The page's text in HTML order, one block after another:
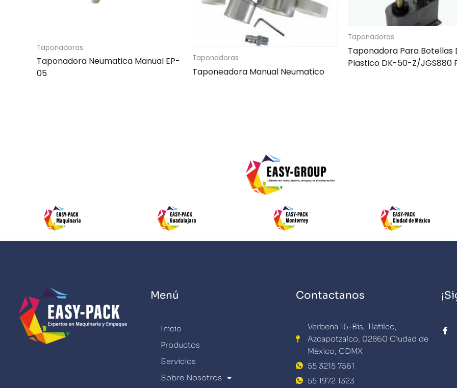
Taponadoras
Taponadora Neumatica Manual EP-
05
Taponadoras
Taponeadora Manual Neumatico
Taponadoras
Taponadora Para Botellas
Plastico DK-50-Z/JGS880
Menú
Inicio
Productos
Servicios
Sobre Nosotros
Contactanos
Verbena 16-Bis, Tlatilco,
Azcapotzalco, 02860 Ciudad de
México, CDMX
55 3215 7561
55 1972 1323
a